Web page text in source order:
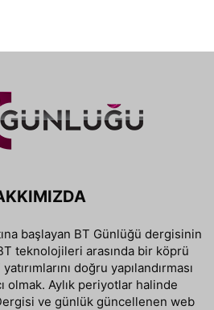
başlayan BT Günlüğü dergisinin
teknolojileri arasında bir köprü
doğru yapılandırması
olmak. Aylık periyotlar halinde
ve günlük güncellenen web